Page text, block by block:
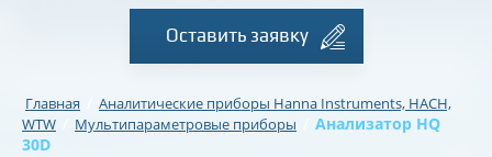
Оставить заявку
Главная
Аналитические приборы Hanna Instruments, HACH,
WTW
Мультипараметровые приборы
Анализатор HQ
30D